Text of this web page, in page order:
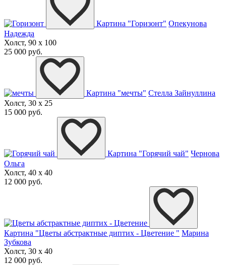
Картина "Горизонт" Опекунова
Надежда
Холст, 90 x 100
25 000 руб.
Картина "мечты" Стелла Зайнуллина
Холст, 30 x 25
15 000 руб.
Картина "Горячий чай" Чернова
Ольга
Холст, 40 x 40
12 000 руб.
Картина "Цветы абстрактные диптих - Цветение " Марина
Зубкова
Холст, 30 x 40
12 000 руб.